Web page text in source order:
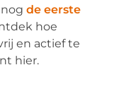
nogde eerste
hoe
en actief te
hier.